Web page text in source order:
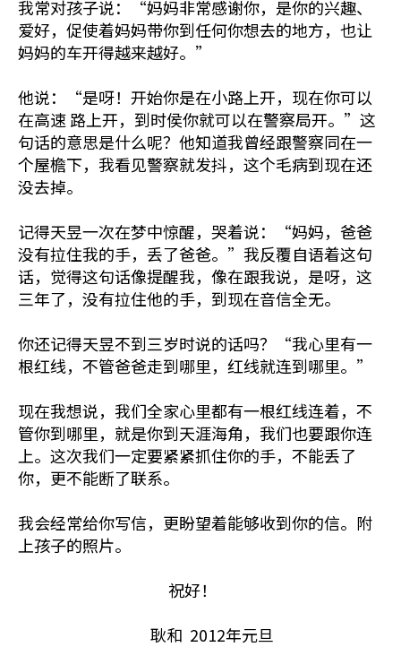
我常对孩子说：“妈妈非常感谢你，是你的兴趣、
爱好，促使着妈妈带你到任何你想去的地方，也让
妈妈的车开得越来越好。”
他说：“是呀！开始你是在小路上开，现在你可以
在高速 路上开，到时侯你就可以在警察局开。”这
句话的意思是什么呢？他知道我曾经跟警察同在一
个屋檐下，我看见警察就发抖，这个毛病到现在还
没去掉。
记得天昱一次在梦中惊醒，哭着说：“妈妈，爸爸
没有拉住我的手，丢了爸爸。”我反覆自语着这句
话，觉得这句话像提醒我，像在跟我说，是呀，这
三年了，没有拉住他的手，到现在音信全无。
你还记得天昱不到三岁时说的话吗？“我心里有一
根红线，不管爸爸走到哪里，红线就连到哪里。”
现在我想说，我们全家心里都有一根红线连着，不
管你到哪里，就是你到天涯海角，我们也要跟你连
上。这次我们一定要紧紧抓住你的手，不能丢了
你，更不能断了联系。
我会经常给你写信，更盼望着能够收到你的信。附
上孩子的照片。
祝好！
耿和 2012年元旦